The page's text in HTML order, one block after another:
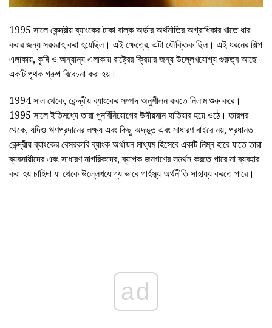
1995 সালে কেন্দ্রীয় ব্যাংকের টাকা বাল্ক অর্ডার অর্থনীতির অগ্রাধিকার খাতে ধার
করার জন্য সরবরাহ করা হয়েছিল। এই ক্ষেত্রে, এটা যৌক্তিক ছিল। এই ধরনের শিল্প
এলাকায়, কৃষি ও অন্যান্য এলাকায় রাষ্ট্রের ক্রিয়ার জন্য উল্লেখযোগ্য গুরুত্ব আছে
একটি পৃথক গ্রুপ বিবেচনা করা হয়।
1994 সাল থেকে, কেন্দ্রীয় ব্যাংকের সম্পদ অনুশীলন করতে নিলাম শুরু করে।
1995 সালে ইতিমধ্যে তারা পুনর্বিনিয়োগের উদীয়মান হাতিয়ার হয়ে ওঠে। তারপর
থেকে, যদিও ঋণপ্রদানের লক্ষ্য এবং কিছু অদ্ভুত এবং সাধারণ বাইরে নয়, প্রধানত
কেন্দ্রীয় ব্যাংকের বেসরকারি ব্যাংক অর্থায়ন মাধ্যম হিসেবে একটি নিম্ন হারে যাতে তারা
ব্যবসায়ীদের এবং সাধারণ নাগরিকদের, ব্যাপক জনগণের সমর্থন করতে পারে না ব্যবহার
করা হয় চাহিদা যা থেকে উল্লেখযোগ্য ভাবে গার্হস্থ্য অর্থনীতি সাহায্য করতে পারে।
ad